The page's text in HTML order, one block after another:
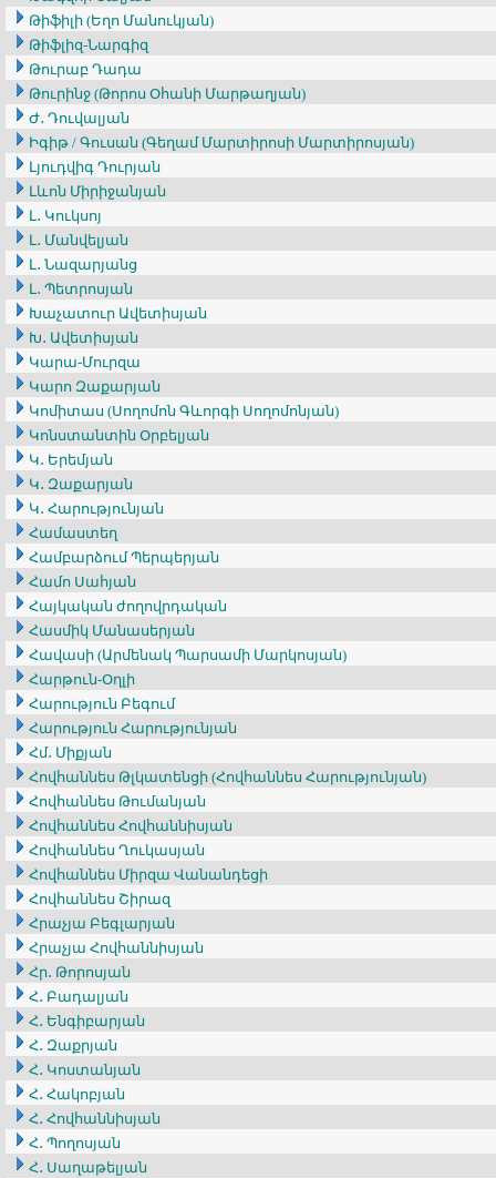
Թիֆիլի (Եղո Մանուկյան)
Թիֆլիզ-Նարգիզ
Թուրաբ Դադա
Թուրինջ (Թորոս Օհանի Մարթաղյան)
Ժ․ Դուվալյան
Իգիթ / Գուսան (Գեղամ Մարտիրոսի Մարտիրոսյան)
Լյուդվիգ Դուրյան
Լևոն Միրիջանյան
Լ․ Կուկսոյ
Լ․ Մանվելյան
Լ․ Նազարյանց
Լ․ Պետրոսյան
Խաչատուր Ավետիսյան
Խ․ Ավետիսյան
Կարա-Մուրզա
Կարո Զաքարյան
Կոմիտաս (Սողոմոն Գևորգի Սողոմոնյան)
Կոնստանտին Օրբելյան
Կ․ Երեմյան
Կ․ Զաքարյան
Կ․ Հարությունյան
Համաստեղ
Համբարձում Պերպերյան
Համո Սահյան
Հայկական ժողովրդական
Հասմիկ Մանասերյան
Հավասի (Արմենակ Պարսամի Մարկոսյան)
Հարթուն-Օղլի
Հարություն Բեգում
Հարություն Հարությունյան
Հմ․ Միքյան
Հովհաննես Թլկատենցի (Հովհաննես Հարությունյան)
Հովհաննես Թումանյան
Հովհաննես Հովհաննիսյան
Հովհաննես Ղուկասյան
Հովհաննես Միրզա Վանանդեցի
Հովհաննես Շիրազ
Հրաչյա Բեգլարյան
Հրաչյա Հովհաննիսյան
Հր․ Թորոսյան
Հ․ Բադալյան
Հ․ Ենգիբարյան
Հ․ Զաքրյան
Հ․ Կոստանյան
Հ․ Հակոբյան
Հ․ Հովհաննիսյան
Հ․ Պողոսյան
Հ․ Սաղաթելյան